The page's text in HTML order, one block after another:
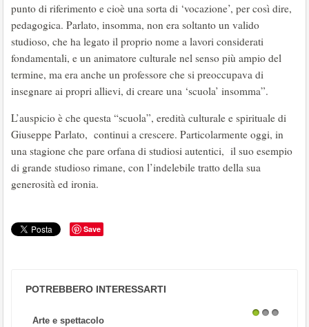
punto di riferimento e cioè una sorta di ‘vocazione’, per così dire,
pedagogica. Parlato, insomma, non era soltanto un valido
studioso, che ha legato il proprio nome a lavori considerati
fondamentali, e un animatore culturale nel senso più ampio del
termine, ma era anche un professore che si preoccupava di
insegnare ai propri allievi, di creare una ‘scuola’ insomma”.
L’auspicio è che questa “scuola”, eredità culturale e spirituale di
Giuseppe Parlato, continui a crescere. Particolarmente oggi, in
una stagione che pare orfana di studiosi autentici, il suo esempio
di grande studioso rimane, con l’indelebile tratto della sua
generosità ed ironia.
Save
POTREBBERO INTERESSARTI
Arte e spettacolo